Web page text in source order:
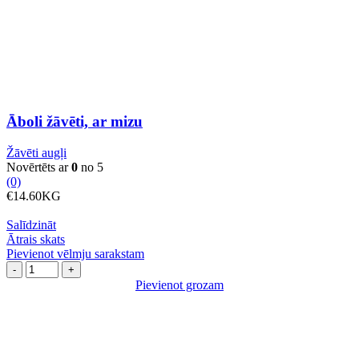
Āboli žāvēti, ar mizu
Žāvēti augļi
Novērtēts ar0 no 5
(0)
€14.60KG
Salīdzināt
Ātrais skats
Pievienot vēlmju sarakstam
Ābolu
aveņu
Pievienot grozam